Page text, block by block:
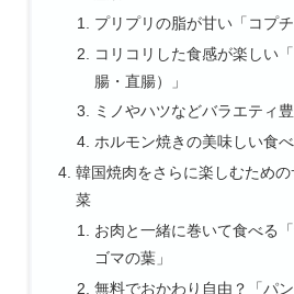
プリプリの脂が甘い「コプチ
コリコリした食感が楽しい
腸・直腸）」
ミノやハツなどバラエティ
ホルモン焼きの美味しい食
韓国焼肉をさらに楽しむため
菜
お肉と一緒に巻いて食べる
ゴマの葉」
無料でおかわり自由？「パ